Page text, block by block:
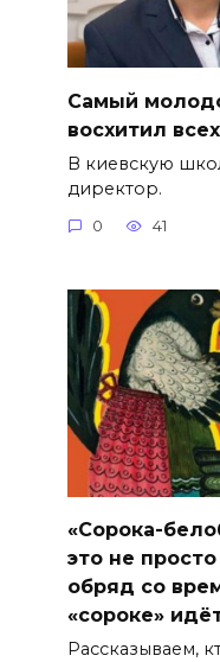
Самый
восхитил
В киевскую
директор.
0 41
«Сорока-
это не
обряд со
«сороке»
Рассказываем,